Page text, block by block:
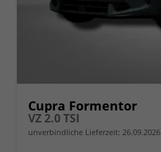
Cupra Formentor
VZ 2.0 TSI
unverbindliche Lieferzeit: 26.09.2026